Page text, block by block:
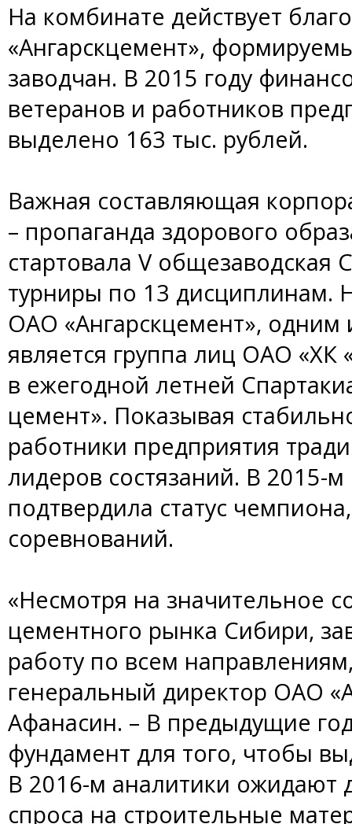
На комбинате действует
«Ангарскцемент»,
заводчан. В 2015 году
ветеранов и работников
выделено 163 тыс. рублей.
Важная составляющая
– пропаганда здорового
стартовала V общезаводская
турниры по 13 дисциплинам.
ОАО «Ангарскцемент», одним
является группа лиц ОАО «ХК
в ежегодной летней
цемент». Показывая
работники предприятия
лидеров состязаний. В 2015-
подтвердила статус
соревнований.
«Несмотря на значительное
цементного рынка Сибири,
работу по всем
генеральный директор ОАО
Афанасин. – В предыдущие
фундамент для того, чтобы
В 2016-м аналитики ожидают
спроса на строительные